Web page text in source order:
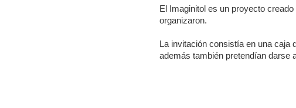
El Imaginitol es un proyecto
organizaron.
La invitación consistía en una caja
además también pretendían darse